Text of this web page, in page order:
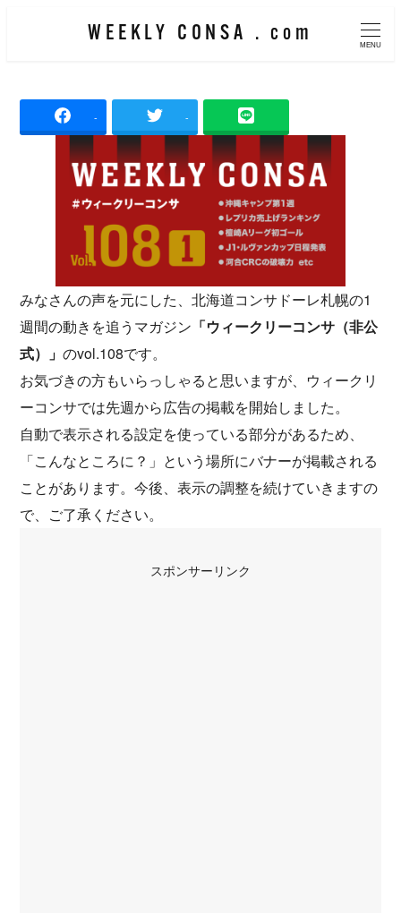
コ
ン
WEEKLY CONSA . com
MENU
- -
みなさんの声を元にした、北海道コンサドーレ札幌の1
週間の動きを追うマガジン 「ウィークリーコンサ（非公
式）」のvol.108です。
お気づきの方もいらっしゃると思いますが、ウィークリ
ーコンサでは先週から広告の掲載を開始しました。
自動で表示される設定を使っている部分があるため、
「こんなところに？」という場所にバナーが掲載される
ことがあります。今後、表示の調整を続けていきますの
で、ご了承ください。
スポンサーリンク